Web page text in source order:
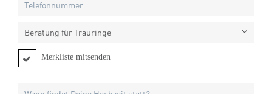
Beratung für Trauringe
Merkliste mitsenden